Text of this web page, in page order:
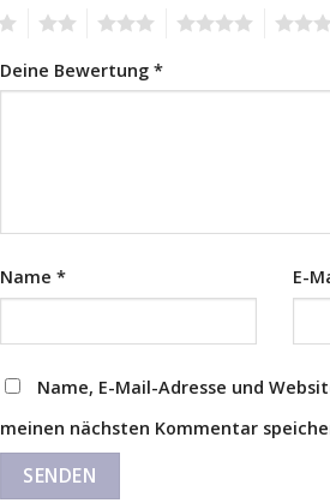
Deine Bewertung *
Name * E-
Name, E-Mail-Adresse und
meinen nächsten Kommentar